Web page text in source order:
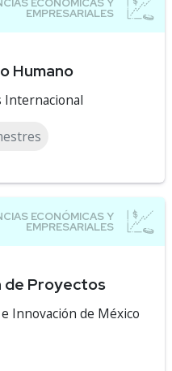
Humano
Internacional
de Proyectos
Innovación de México